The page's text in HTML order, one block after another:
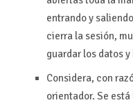
entrando y
cierra la sesión,
guardar los datos
Considera, con
orientador. Se